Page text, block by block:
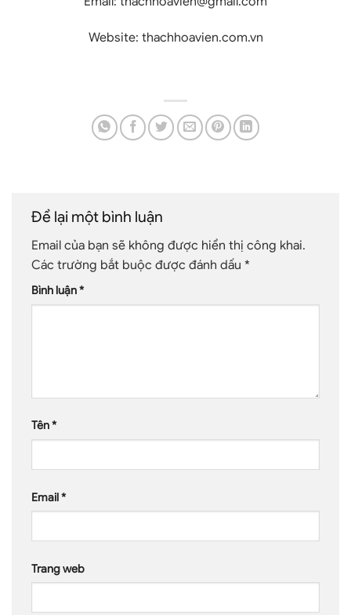
Website: thachhoavien.com.vn
Để lại một bình luận
Email của bạn sẽ không được hiển thị công khai.
Các trường bắt buộc được đánh dấu *
Bình luận*
Tên*
Email*
Trang web